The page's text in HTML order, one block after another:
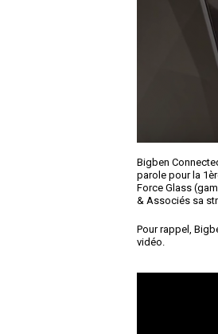
Bigben
parole pour la
Force Glass
& Associés sa
Pour rappel,
vidéo.